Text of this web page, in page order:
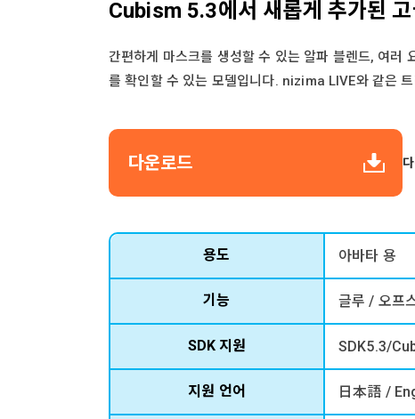
Cubism 5.3에서 새롭게 추가된
간편하게 마스크를 생성할 수 있는 알파 블렌드, 여러
를 확인할 수 있는 모델입니다. nizima LIVE와 같은
다운로드
용도 아바타 용
기능 글루 / 오프
SDK 지원 SDK5.3/
지원 언어 日本語 /